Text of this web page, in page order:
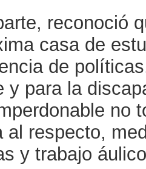
reconoció
casa de
de
y para la
no
al respecto,
y trabajo